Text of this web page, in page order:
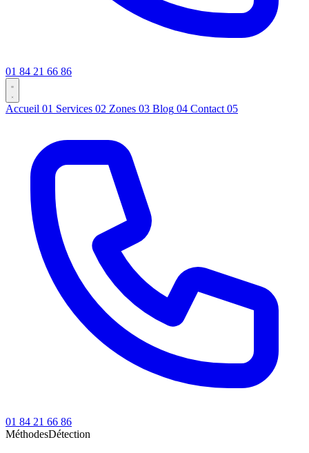
01 84 21 66 86
Accueil 01 Services 02 Zones 03 Blog 04 Contact 05
01 84 21 66 86
MéthodesDétection